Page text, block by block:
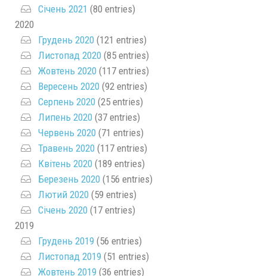
Січень 2021 (80 entries)
2020
Грудень 2020 (121 entries)
Листопад 2020 (85 entries)
Жовтень 2020 (117 entries)
Вересень 2020 (92 entries)
Серпень 2020 (25 entries)
Липень 2020 (37 entries)
Червень 2020 (71 entries)
Травень 2020 (117 entries)
Квітень 2020 (189 entries)
Березень 2020 (156 entries)
Лютий 2020 (59 entries)
Січень 2020 (17 entries)
2019
Грудень 2019 (56 entries)
Листопад 2019 (51 entries)
Жовтень 2019 (36 entries)